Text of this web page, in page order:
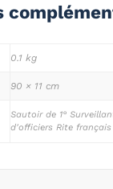
0.1 kg
90 × 11 cm
Sautoir de 1°
d'officiers Rite français